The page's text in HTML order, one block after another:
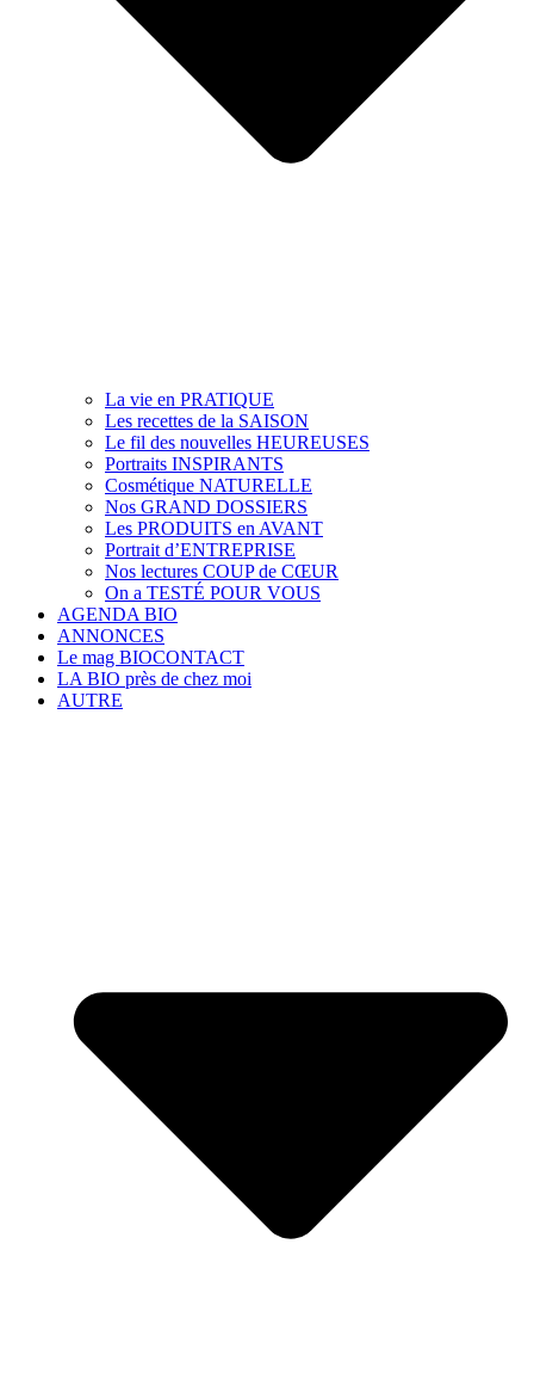
La vie en PRATIQUE
Les recettes de la SAISON
Le fil des nouvelles HEUREUSES
Portraits INSPIRANTS
Cosmétique NATURELLE
Nos GRAND DOSSIERS
Les PRODUITS en AVANT
Portrait d’ENTREPRISE
Nos lectures COUP de CŒUR
On a TESTÉ POUR VOUS
AGENDA BIO
ANNONCES
Le mag BIOCONTACT
LA BIO près de chez moi
AUTRE